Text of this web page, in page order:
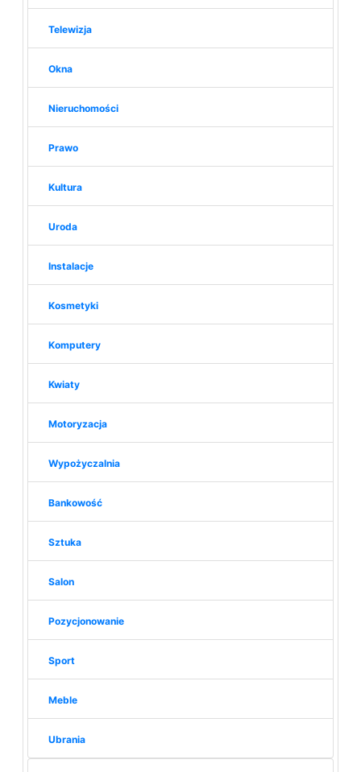
Telewizja
Okna
Nieruchomości
Prawo
Kultura
Uroda
Instalacje
Kosmetyki
Komputery
Kwiaty
Motoryzacja
Wypożyczalnia
Bankowość
Sztuka
Salon
Pozycjonowanie
Sport
Meble
Ubrania